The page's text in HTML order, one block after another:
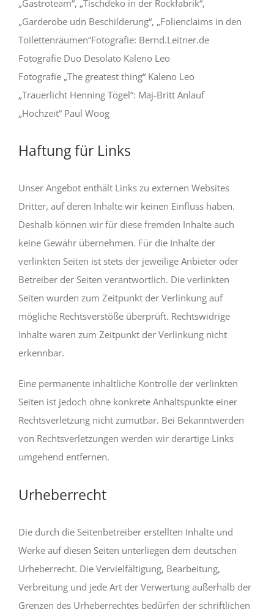
„Gastroteam“, „Tischdeko in der Rockfabrik“,
„Garderobe udn Beschilderung“, „Folienclaims in den
Toilettenräumen“Fotografie: Bernd.Leitner.de
Fotografie Duo Desolato Kaleno Leo
Fotografie „The greatest thing“ Kaleno Leo
„Trauerlicht Henning Tögel“: Maj-Britt Anlauf
„Hochzeit“ Paul Woog
Haftung für Links
Unser Angebot enthält Links zu externen Websites
Dritter, auf deren Inhalte wir keinen Einfluss haben.
Deshalb können wir für diese fremden Inhalte auch
keine Gewähr übernehmen. Für die Inhalte der
verlinkten Seiten ist stets der jeweilige Anbieter oder
Betreiber der Seiten verantwortlich. Die verlinkten
Seiten wurden zum Zeitpunkt der Verlinkung auf
mögliche Rechtsverstöße überprüft. Rechtswidrige
Inhalte waren zum Zeitpunkt der Verlinkung nicht
erkennbar.
Eine permanente inhaltliche Kontrolle der verlinkten
Seiten ist jedoch ohne konkrete Anhaltspunkte einer
Rechtsverletzung nicht zumutbar. Bei Bekanntwerden
von Rechtsverletzungen werden wir derartige Links
umgehend entfernen.
Urheberrecht
Die durch die Seitenbetreiber erstellten Inhalte und
Werke auf diesen Seiten unterliegen dem deutschen
Urheberrecht. Die Vervielfältigung, Bearbeitung,
Verbreitung und jede Art der Verwertung außerhalb der
Grenzen des Urheberrechtes bedürfen der schriftlichen